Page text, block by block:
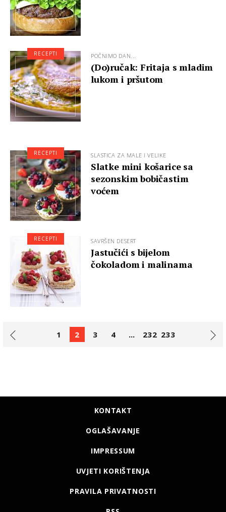
POČNIMO DAN...
(Do)ručak: Fritaja s mladim
lukom i pršutom
RECEPTI
SLASTICA ZA MALE I VELIKE
Slatke mini košarice sa
sezonskim bobičastim
voćem
RECEPTI
SAVRŠEN DESERT
Jastučići s bijelom
čokoladom i malinama
RECEPTI
1 2 3 4 ... 232 233
KONTAKT
OGLAŠAVANJE
IMPRESSUM
UVJETI KORIŠTENJA
PRAVILA PRIVATNOSTI